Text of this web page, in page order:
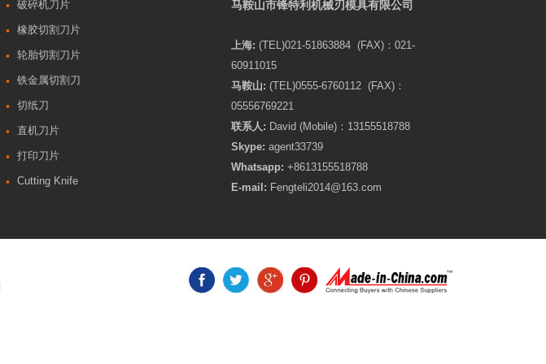
破碎机刀片
橡胶切割刀片
轮胎切割刀片
铁金属切割刀
切纸刀
直机刀片
打印刀片
Cutting Knife
马鞍山市锋特利机械刃模具有限公司
上海: (TEL)021-51863884 (FAX)：021-
60911015
马鞍山: (TEL)0555-6760112 (FAX)：
05556769221
联系人: David (Mobile)：13155518788
Skype: agent33739
Whatsapp: +8613155518788
E-mail: Fengteli2014@163.com